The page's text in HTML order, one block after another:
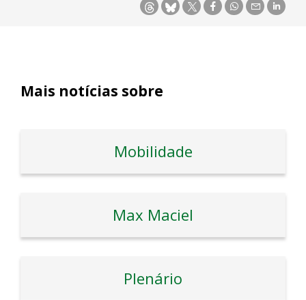
Mais notícias sobre
Mobilidade
Max Maciel
Plenário